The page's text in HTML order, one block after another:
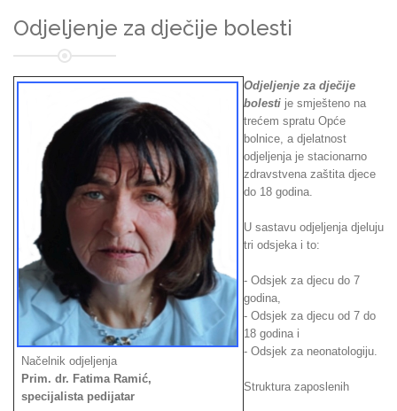
Odjeljenje za dječije bolesti
Načelnik odjeljenja
Prim. dr. Fatima Ramić,
specijalista pedijatar
Odjeljenje za dječije
bolesti je smješteno na
trećem spratu Opće
bolnice, a djelatnost
odjeljenja je stacionarno
zdravstvena zaštita djece
do 18 godina.
U sastavu odjeljenja djeluju
tri odsjeka i to:
- Odsjek za djecu do 7
godina,
- Odsjek za djecu od 7 do
18 godina i
- Odsjek za neonatologiju.
Struktura zaposlenih